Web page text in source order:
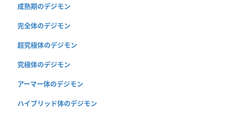
成熟期のデジモン
完全体のデジモン
超究極体のデジモン
究極体のデジモン
アーマー体のデジモン
ハイブリッド体のデジモン